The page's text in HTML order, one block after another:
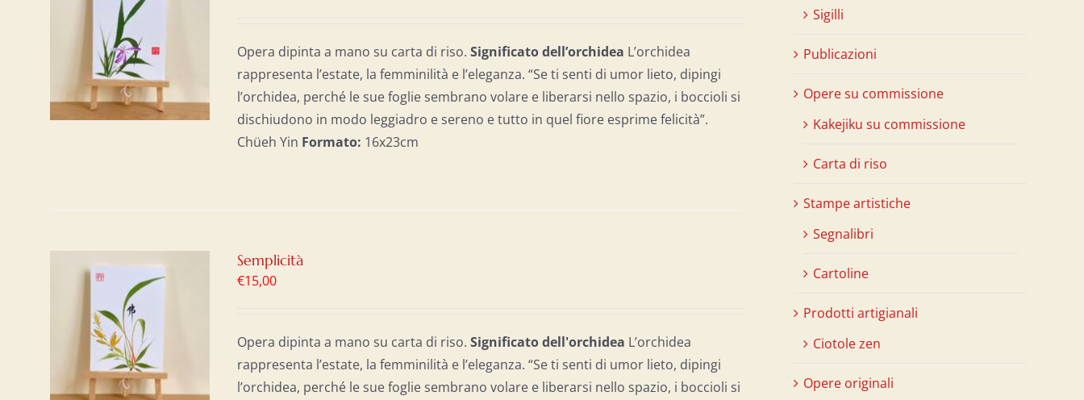
Opera dipinta a mano su carta di riso.Significato dell’orchidea L’orchidea
rappresenta l’estate, la femminilità e l’eleganza. “Se ti senti di umor lieto, dipingi
l’orchidea, perché le sue foglie sembrano volare e liberarsi nello spazio, i boccioli si
dischiudono in modo leggiadro e sereno e tutto in quel fiore esprime felicità”.
Chüeh Yin Formato: 16x23cm
Semplicità
€15,00
Opera dipinta a mano su carta di riso.Significato dell'orchidea L’orchidea
rappresenta l’estate, la femminilità e l’eleganza. “Se ti senti di umor lieto, dipingi
l’orchidea, perché le sue foglie sembrano volare e liberarsi nello spazio, i boccioli si
Sigilli
Publicazioni
Opere su commissione
Kakejiku su commissione
Carta di riso
Stampe artistiche
Segnalibri
Cartoline
Prodotti artigianali
Ciotole zen
Opere originali